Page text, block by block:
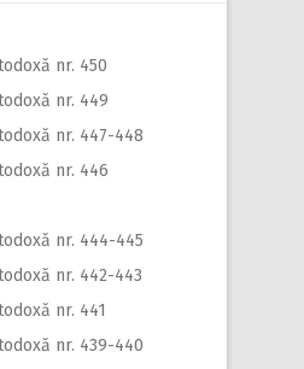
nr. 450
nr. 449
nr. 447-448
nr. 446
nr. 444-445
nr. 442-443
nr. 441
nr. 439-440